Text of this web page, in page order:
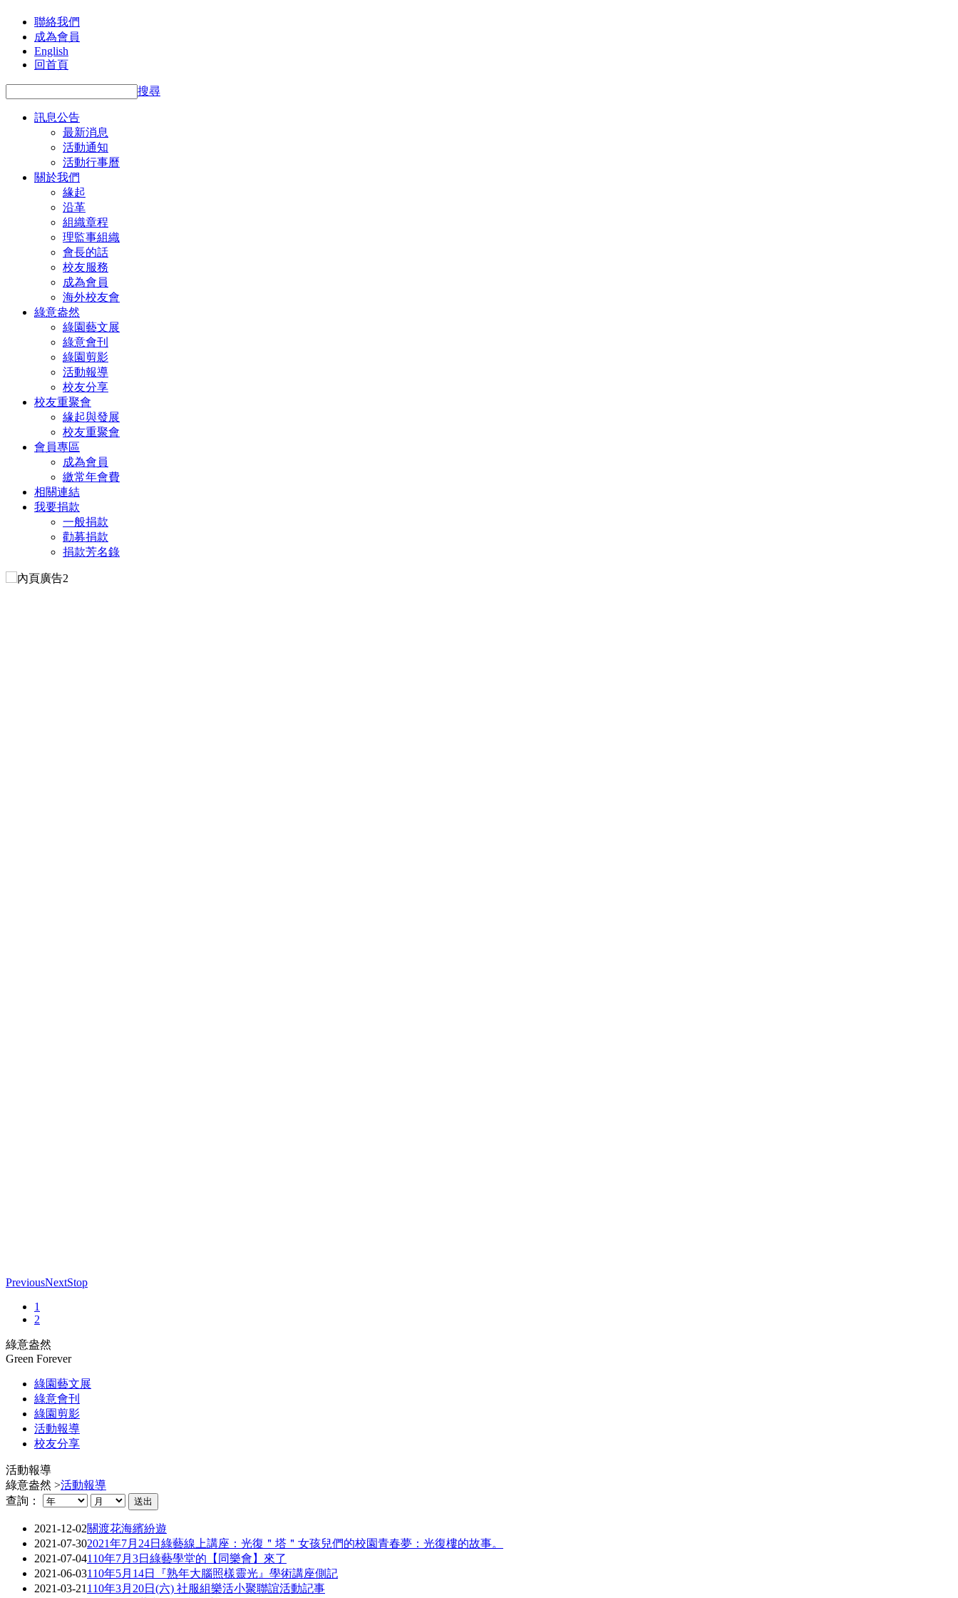
聯絡我們
成為會員
English
回首頁
搜尋
訊息公告
最新消息
活動通知
活動行事曆
關於我們
緣起
沿革
組織章程
理監事組織
會長的話
校友服務
成為會員
海外校友會
綠意盎然
綠園藝文展
綠意會刊
綠園剪影
活動報導
校友分享
校友重聚會
緣起與發展
校友重聚會
會員專區
成為會員
繳常年會費
相關連結
我要捐款
一般捐款
勸募捐款
捐款芳名錄
PreviousNextStop
1
2
綠意盎然
Green Forever
綠園藝文展
綠意會刊
綠園剪影
活動報導
校友分享
活動報導
綠意盎然 >活動報導
查詢：
2021-12-02關渡花海繽紛遊
2021-07-302021年7月24日綠藝線上講座：光復＂塔＂女孩兒們的校園青春夢：光復樓的故事。
2021-07-04110年7月3日綠藝學堂的【同樂會】來了
2021-06-03110年5月14日『熟年大腦照樣靈光』學術講座側記
2021-03-21 110年3月20日(六) 社服組樂活小聚聯誼活動記事